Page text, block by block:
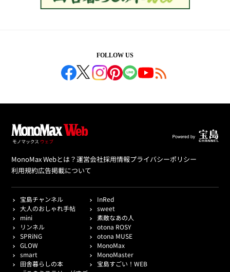
FOLLOW US
MonoMax Webとは？運営会社採用情報プライバシーポリシー
利用規約広告掲載について
宝島チャンネル
InRed
大人のおしゃれ手帖
sweet
mini
素敵なあの人
リンネル
otona ROSY
SPRiNG
otona MUSE
GLOW
MonoMax
smart
MonoMaster
田舎暮らしの本
宝島すごい！WEB